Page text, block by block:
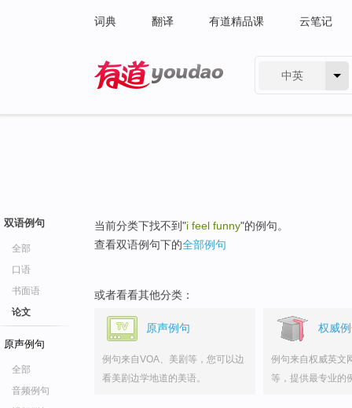
词典 翻译 有道精品课 云笔记
中英
双语例句
全部
口语
书面语
论文
原声例句
全部
音频例句
当前分类下找不到"i feel funny"的例句。
查看双语例句下的全部例句
或者看看其他分类：
原声例句
例句来自VOA、美剧等，您可以边
看美剧边学地道的美语。
权威
例句来自权威英文
等，提供最专业的